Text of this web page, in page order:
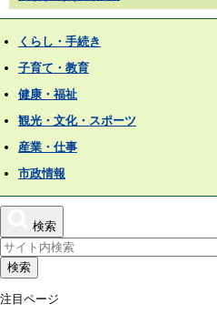
くらし・手続き
子育て・教育
健康・福祉
観光・文化・スポーツ
産業・仕事
市政情報
検索
検索
注目ページ